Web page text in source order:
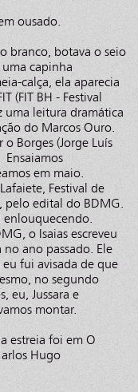
ousado.
branco, botava o seio
capinha
calça, ela aparecia
(FIT BH - Festival
uma leitura dramática
do Marcos Ouro.
Borges (Jorge Luís
Ensaiamos
em maio.
Festival de
pelo edital do BDMG.
enlouquecendo.
o Isaias escreveu
ano passado. Ele
fui avisada de que
no segundo
eu, Jussara e
montar.
estreia foi em O
Hugo